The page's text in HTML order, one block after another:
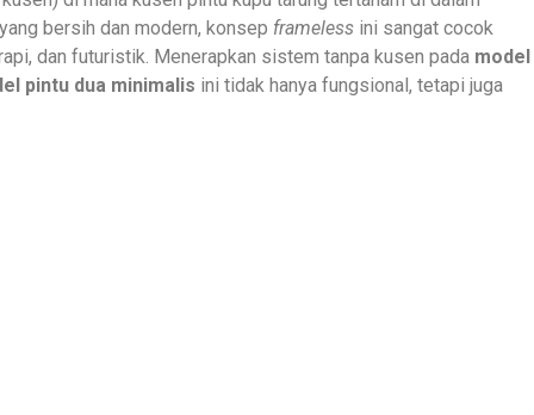
yang bersih dan modern, konsep frameless ini sangat cocok
dan futuristik. Menerapkan sistem tanpa kusen pada model
pintu dua minimalis ini tidak hanya fungsional, tetapi juga